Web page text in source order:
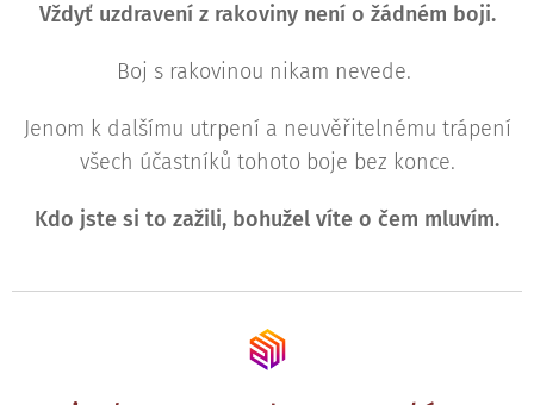
Vždyť uzdravení z rakoviny není o žádném boji.
Boj s rakovinou nikam nevede.
Jenom k dalšímu utrpení a neuvěřitelnému trápení
všech účastníků tohoto boje bez konce.
Kdo jste si to zažili, bohužel víte o čem mluvím.